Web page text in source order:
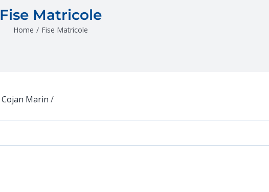
Fise Matricole
Home / Fise Matricole
Cojan Marin /